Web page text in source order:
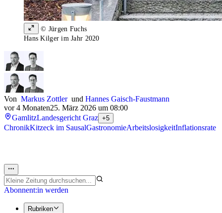
© Jürgen Fuchs
Hans Kilger im Jahr 2020
Von Markus Zottler und Hannes Gaisch-Faustmann
vor 4 Monaten25. März 2026 um 08:00
GamlitzLandesgericht Graz +5
ChronikKitzeck im SausalGastronomieArbeitslosigkeitInflationsrate
Abonnent:in werden
Rubriken